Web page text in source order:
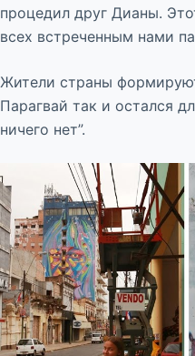
процедил друг Дианы.
всех встреченным нами
Жители страны
Парагвай так и остался
ничего нет”.